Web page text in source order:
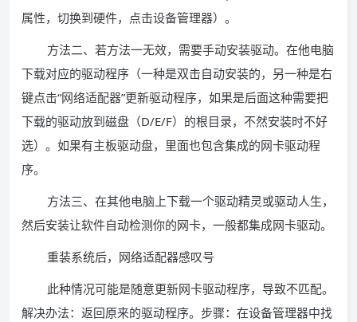
属性，切换到硬件，点击设备管理器）。
方法二、若方法一无效，需要手动安装驱动。在他电脑
下载对应的驱动程序（一种是双击自动安装的，另一种是右
键点击“网络适配器”更新驱动程序，如果是后面这种需要把
下载的驱动放到磁盘（D/E/F）的根目录，不然安装时不好
选）。如果有主板驱动盘，里面也包含集成的网卡驱动程
序。
方法三、在其他电脑上下载一个驱动精灵或驱动人生，
然后安装让软件自动检测你的网卡，一般都集成网卡驱动。
重装系统后，网络适配器感叹号
此种情况可能是随意更新网卡驱动程序，导致不匹配。
解决办法：返回原来的驱动程序。步骤：在设备管理器中找